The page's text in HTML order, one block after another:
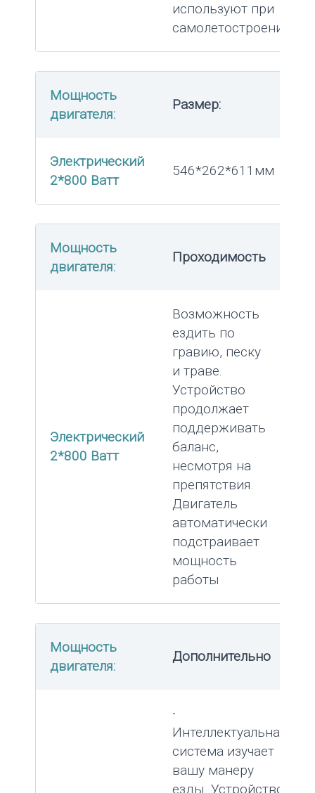
используют при
самолетостроении)
Мощность
двигателя:
Размер:
Электрический
2*800 Ватт
546*262*611мм
Мощность
двигателя:
Проходимость
Электрический
2*800 Ватт
Возможность
ездить по
гравию, песку
и траве.
Устройство
продолжает
поддерживать
баланс,
несмотря на
препятствия.
Двигатель
автоматически
подстраивает
мощность
работы
Мощность
двигателя:
Дополнительно
∙
Интеллектуальная
система изучает
вашу манеру
езды. Устройство